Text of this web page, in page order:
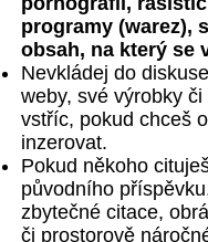
programy (warez),
obsah, na který se
Nevkládej do
weby, své výrobky
vstříc, pokud chceš
inzerovat.
Pokud někoho
původního
zbytečné citace,
či prostorově